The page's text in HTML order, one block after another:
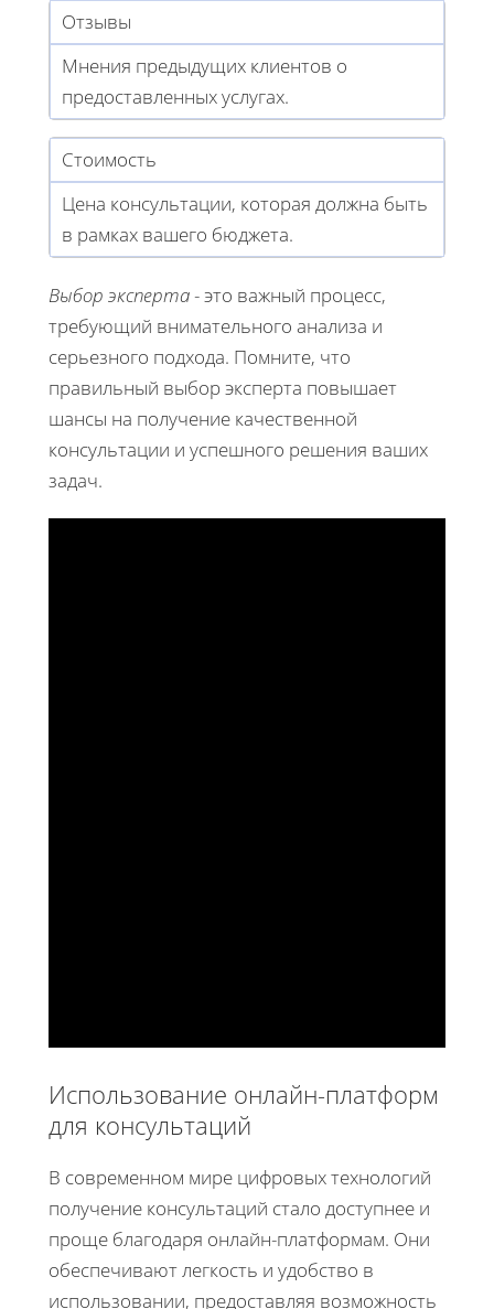
Отзывы
Мнения предыдущих клиентов о
предоставленных услугах.
Стоимость
Цена консультации, которая должна быть
в рамках вашего бюджета.
Выбор эксперта- это важный процесс,
требующий внимательного анализа и
серьезного подхода. Помните, что
правильный выбор эксперта повышает
шансы на получение качественной
консультации и успешного решения ваших
задач.
Использование онлайн-платформ
для консультаций
В современном мире цифровых технологий
получение консультаций стало доступнее и
проще благодаря онлайн-платформам. Они
обеспечивают легкость и удобство в
использовании, предоставляя возможность